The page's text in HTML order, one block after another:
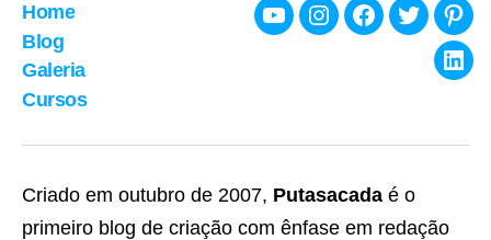
Home
Blog
Galeria
Cursos
YoutubeInstagramFacebook
Twitter
Criado em outubro de 2007, Putasacada é o
primeiro blog de criação com ênfase em redação